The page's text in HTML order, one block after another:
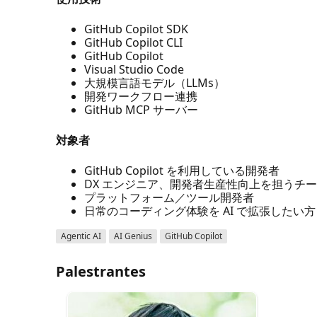
GitHub Copilot SDK
GitHub Copilot CLI
GitHub Copilot
Visual Studio Code
大規模言語モデル（LLMs）
開発ワークフロー連携
GitHub MCP サーバー
対象者
GitHub Copilot を利用している開発者
DX エンジニア、開発者生産性向上を担うチ
プラットフォーム／ツール開発者
日常のコーディング体験を AI で拡張したい方
Agentic AI AI Genius GitHub Copilot
Palestrantes